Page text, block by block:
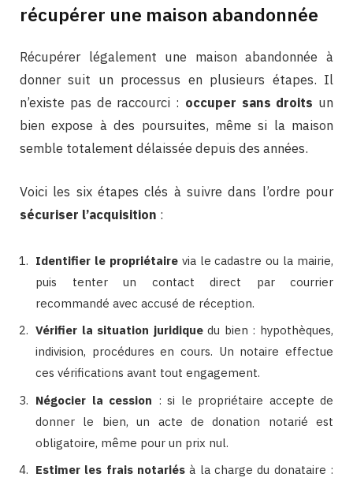
récupérer une maison abandonnée
Récupérer légalement une maison abandonnée à
donner suit un processus en plusieurs étapes. Il
n’existe pas de raccourci : occuper sans droits un
bien expose à des poursuites, même si la maison
semble totalement délaissée depuis des années.
Voici les six étapes clés à suivre dans l’ordre pour
sécuriser l’acquisition :
Identifier le propriétairevia le cadastre ou la mairie,
puis tenter un contact direct par courrier
recommandé avec accusé de réception.
Vérifier la situation juridiquedu bien : hypothèques,
indivision, procédures en cours. Un notaire effectue
ces vérifications avant tout engagement.
Négocier la cession : si le propriétaire accepte de
donner le bien, un acte de donation notarié est
obligatoire, même pour un prix nul.
Estimer les frais notariés à la charge du donataire :